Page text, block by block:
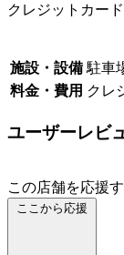
クレジットカー
施設・設備 駐車
料金・費用 クレ
ユーザーレビ
この店舗を応援す
ここから応援